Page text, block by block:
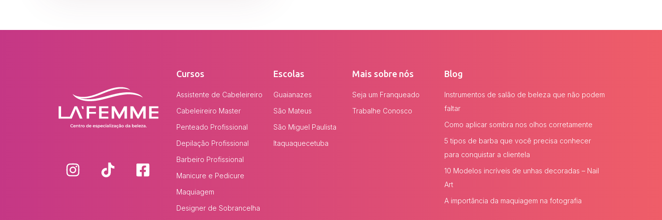
Cursos
Assistente de Cabeleireiro
Cabeleireiro Master
Penteado Profissional
Depilação Profissional
Barbeiro Profissional
Manicure e Pedicure
Maquiagem
Designer de Sobrancelha
Escolas
Guaianazes
São Mateus
São Miguel Paulista
Itaquaquecetuba
Mais sobre nós
Seja um Franqueado
Trabalhe Conosco
Blog
Instrumentos de salão de beleza que não podem
faltar
Como aplicar sombra nos olhos corretamente
5 tipos de barba que você precisa conhecer
para conquistar a clientela
10 Modelos incríveis de unhas decoradas – Nail
Art
A importância da maquiagem na fotografia